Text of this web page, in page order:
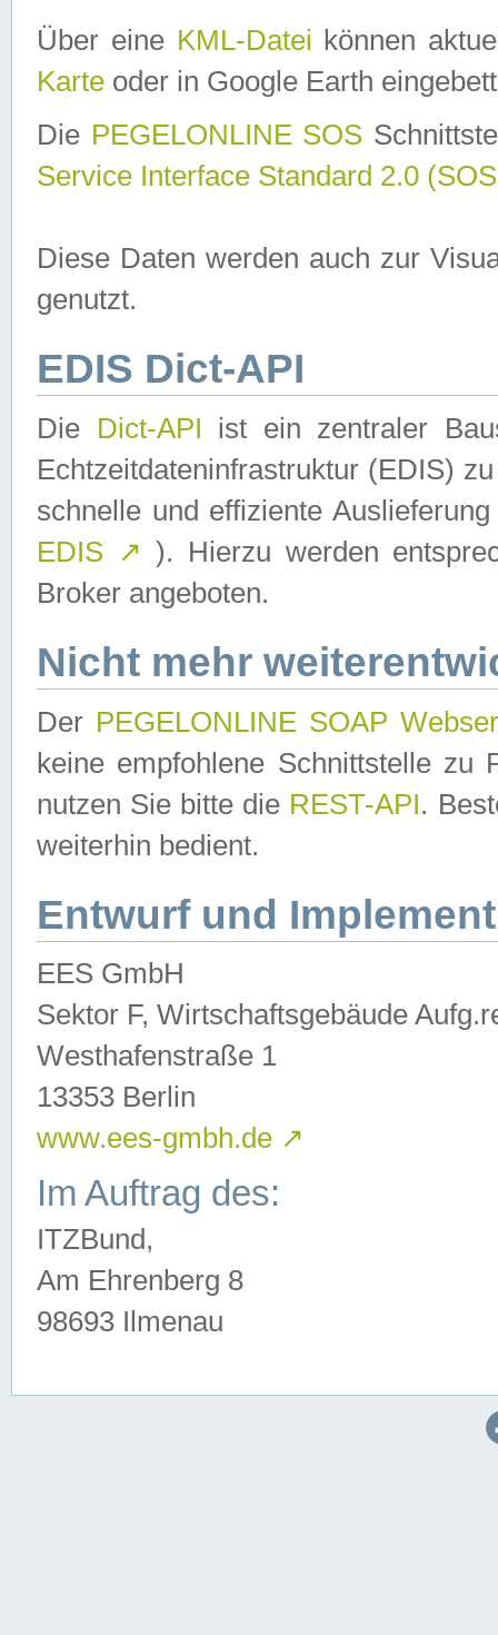
Über eine KML-Datei können
Karte oder in Google Earth
Die PEGELONLINE SOS
Service Interface Standard 2.0
Diese Daten werden auch zur
genutzt.
EDIS Dict-API
Die Dict-API ist ein zentraler
Echtzeitdateninfrastruktur (EDIS)
schnelle und effiziente
EDIS ↗ ). Hierzu werden
Broker angeboten.
Nicht mehr
Der PEGELONLINE SOAP
keine empfohlene Schnittstelle zu
nutzen Sie bitte die REST-API.
weiterhin bedient.
Entwurf und
EES GmbH
Sektor F, Wirtschaftsgebäude
Westhafenstraße 1
13353 Berlin
www.ees-gmbh.de ↗
Im Auftrag des:
ITZBund,
Am Ehrenberg 8
98693 Ilmenau